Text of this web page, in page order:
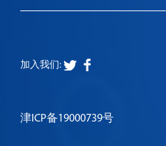
加入我们:
津ICP备19000739号